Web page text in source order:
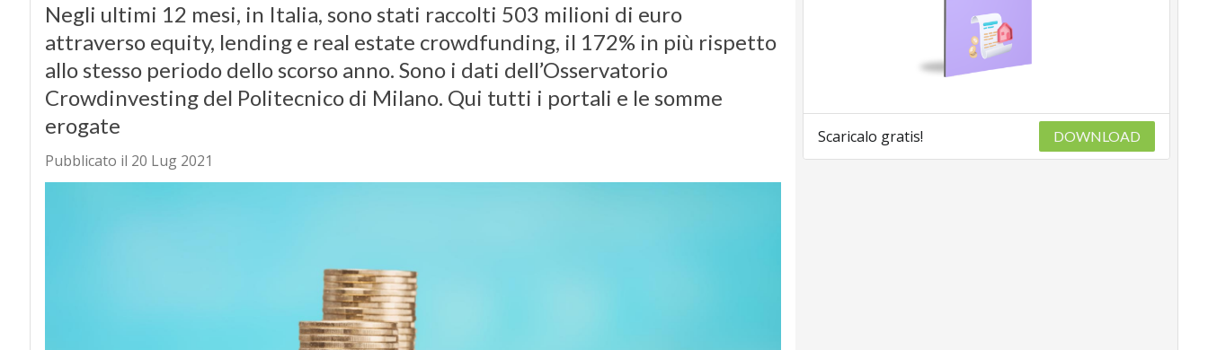
Negli ultimi 12 mesi, in Italia, sono stati raccolti 503 milioni di euro
attraverso equity, lending e real estate crowdfunding, il 172% in più rispetto
allo stesso periodo dello scorso anno. Sono i dati dell’Osservatorio
Crowdinvesting del Politecnico di Milano. Qui tutti i portali e le somme
erogate
Pubblicato il 20 Lug 2021
Scaricalo gratis! DOWNLOAD